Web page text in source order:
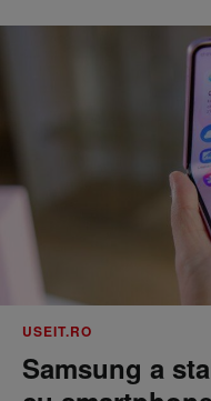
USEIT.RO
Samsung a